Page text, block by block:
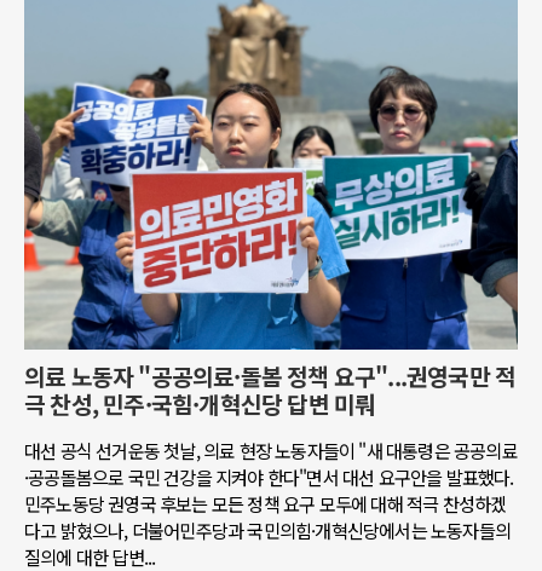
의료 노동자 "공공의료·돌봄 정책 요구"...권영국만 적
극 찬성, 민주·국힘·개혁신당 답변 미뤄
대선 공식 선거운동 첫날, 의료 현장 노동자들이 "새 대통령은 공공의료
·공공돌봄으로 국민 건강을 지켜야 한다"면서 대선 요구안을 발표했다.
민주노동당 권영국 후보는 모든 정책 요구 모두에 대해 적극 찬성하겠
다고 밝혔으나, 더불어민주당과 국민의힘·개혁신당에서는 노동자들의
질의에 대한 답변...